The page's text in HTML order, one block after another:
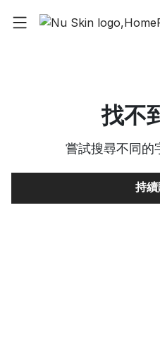
找不
嘗試搜尋不同的
持